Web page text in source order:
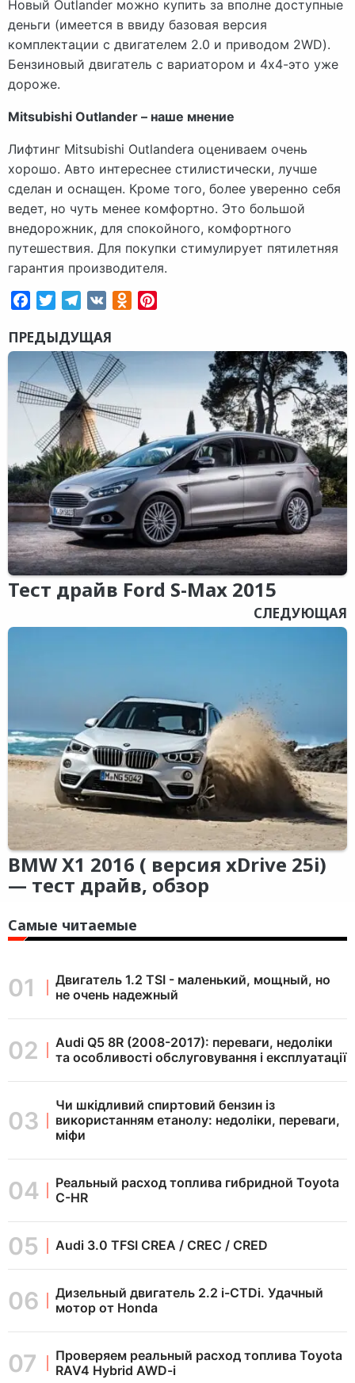
Новый Outlander можно купить за вполне доступные
деньги (имеется в ввиду базовая версия
комплектации с двигателем 2.0 и приводом 2WD).
Бензиновый двигатель с вариатором и 4х4-это уже
дороже.
Mitsubishi Outlander – наше мнение
Лифтинг Mitsubishi Outlandera оцениваем очень
хорошо. Авто интереснее стилистически, лучше
сделан и оснащен. Кроме того, более уверенно себя
ведет, но чуть менее комфортно. Это большой
внедорожник, для спокойного, комфортного
путешествия. Для покупки стимулирует пятилетняя
гарантия производителя.
FacebookTwitterTelegram
VK Odnoklassniki
ПРЕДЫДУЩАЯ
Тест драйв Ford S-Max 2015
СЛЕДУЮЩАЯ
BMW X1 2016 ( версия xDrive 25i)
— тест драйв, обзор
Самые читаемые
Двигатель 1.2 TSI - маленький, мощный, но
не очень надежный
Audi Q5 8R (2008-2017): переваги, недоліки
та особливості обслуговування і експлуатації
Чи шкідливий спиртовий бензин із
використанням етанолу: недоліки, переваги,
міфи
Реальный расход топлива гибридной Toyota
C-HR
Audi 3.0 TFSI CREA / CREC / CRED
Дизельный двигатель 2.2 i-CTDi. Удачный
мотор от Honda
Проверяем реальный расход топлива Toyota
RAV4 Hybrid AWD-i